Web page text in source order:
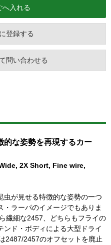
登録する
問い合わせる
的な姿勢を再現するカー
2X Short, Fine wire,
虫が見せる特徴的な姿勢の一つ
ラーパのイメージでもありま
繊細な2457、どちらもフライの
ンド・ボディによる大型ドライ
2487/2457のオフセットを廃止